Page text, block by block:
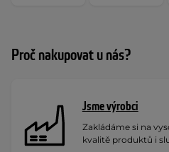
Proč nakupovat u nás?
Jsme výrobci
Zakládáme si na
kvalitě produktů i